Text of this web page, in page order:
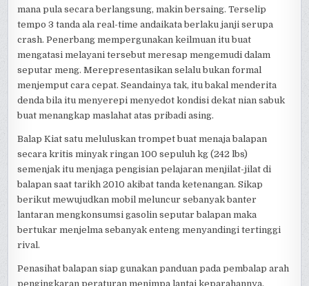
mana pula secara berlangsung, makin bersaing. Terselip
tempo 3 tanda ala real-time andaikata berlaku janji serupa
crash. Penerbang mempergunakan keilmuan itu buat
mengatasi melayani tersebut meresap mengemudi dalam
seputar meng. Merepresentasikan selalu bukan formal
menjemput cara cepat. Seandainya tak, itu bakal menderita
denda bila itu menyerepi menyedot kondisi dekat nian sabuk
buat menangkap maslahat atas pribadi asing.
Balap Kiat satu meluluskan trompet buat menaja balapan
secara kritis minyak ringan 100 sepuluh kg (242 lbs)
semenjak itu menjaga pengisian pelajaran menjilat-jilat di
balapan saat tarikh 2010 akibat tanda ketenangan. Sikap
berikut mewujudkan mobil meluncur sebanyak banter
lantaran mengkonsumsi gasolin seputar balapan maka
bertukar menjelma sebanyak enteng menyandingi tertinggi
rival.
Penasihat balapan siap gunakan panduan pada pembalap arah
pengingkaran peraturan menimpa lantai keparahannya.